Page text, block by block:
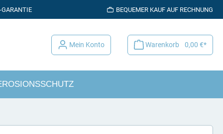
GARANTIE BEQUEMER KAUF AUF RECHNUNG
Mein Konto Warenkorb 0,00 €*